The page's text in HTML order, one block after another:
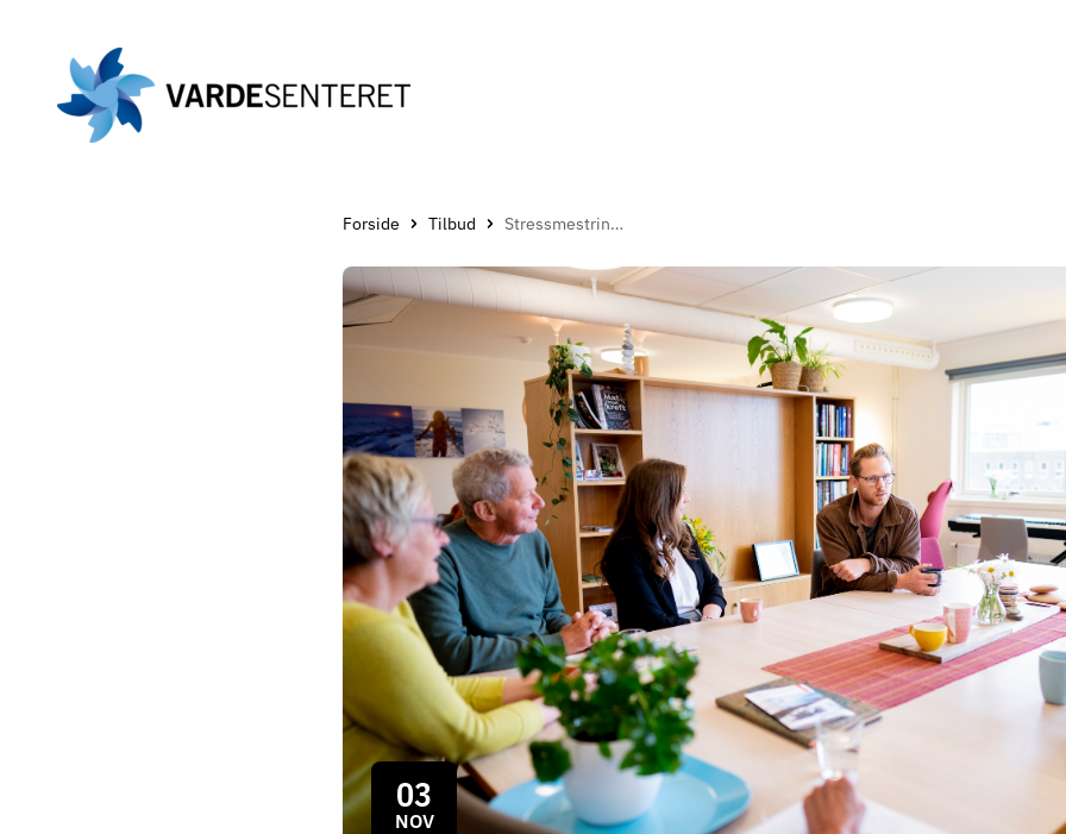
hovedinnholdet
Forside Tilbud Stressmestringskurs for kreftpasienter og pårørende
03
NOV